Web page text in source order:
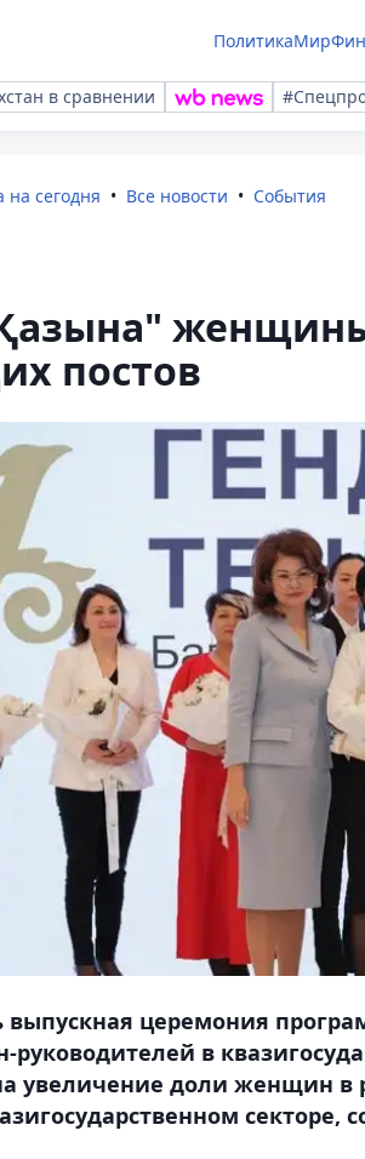
ПолитикаМир
в сравнении
на сегодня Все новости События
постов
выпускная церемония
в
увеличение доли женщин в
секторе,